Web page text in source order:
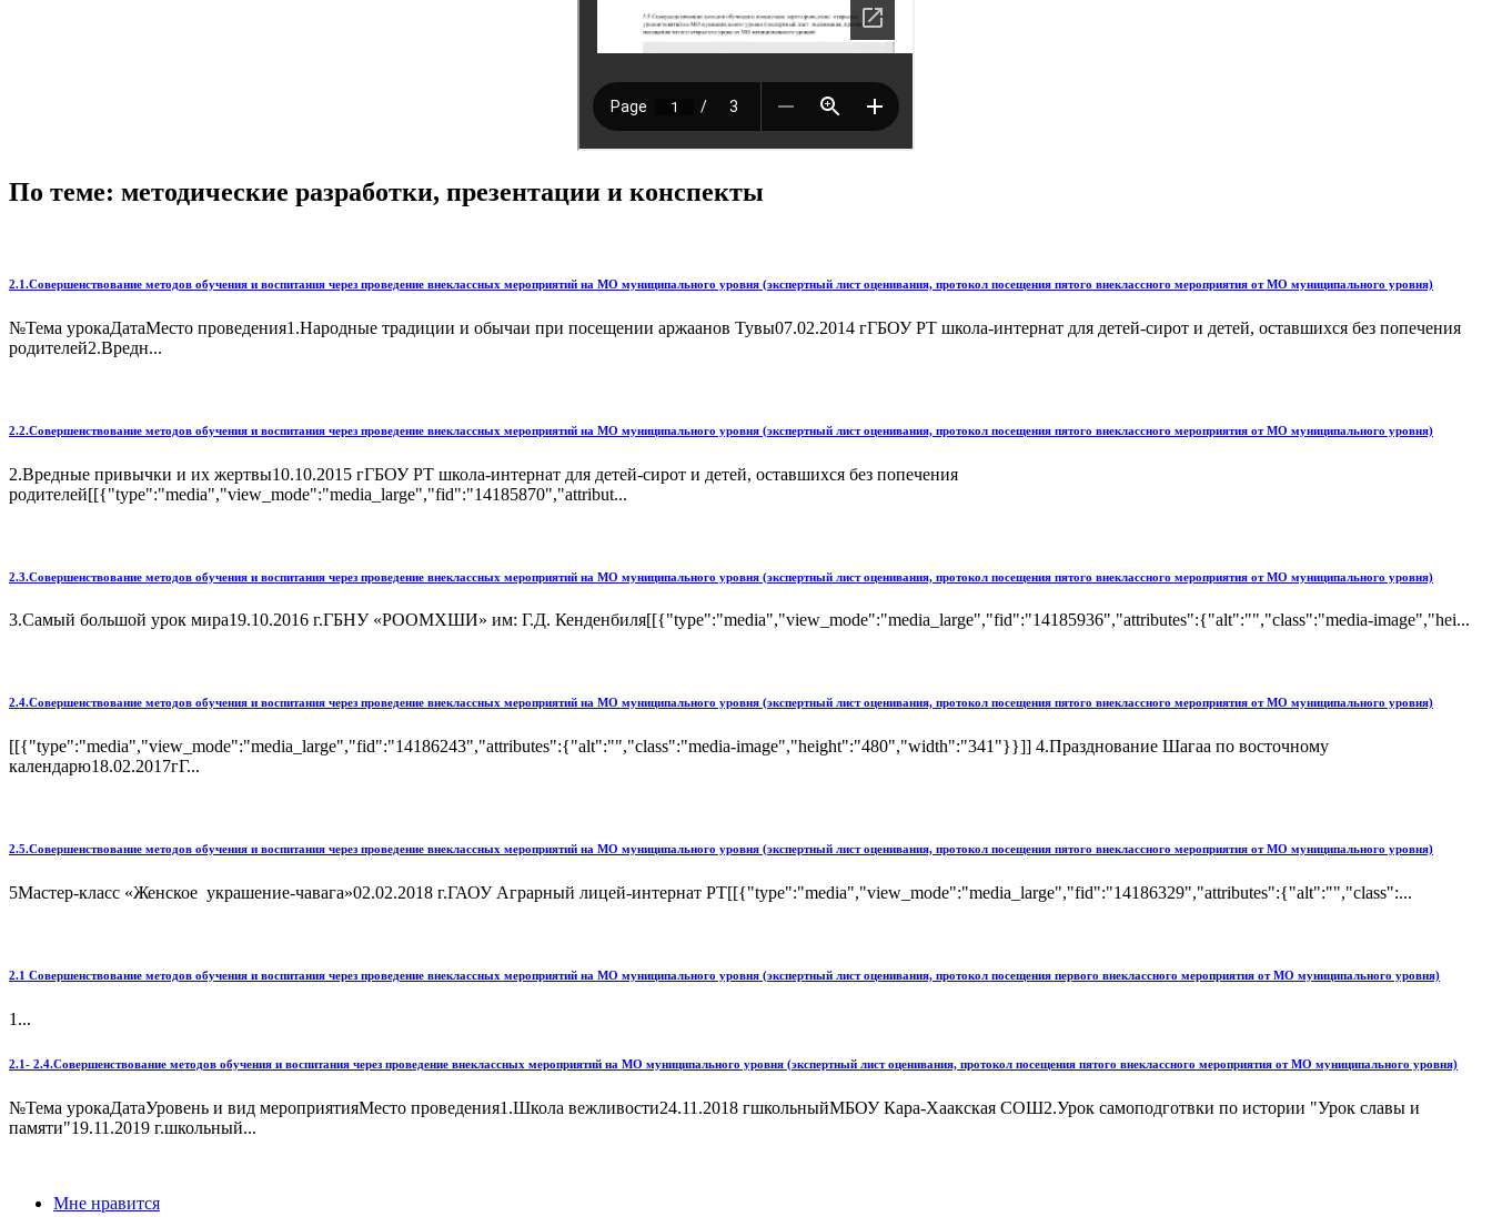
По теме: методические разработки, презентации и конспекты
2.1.Совершенствование методов обучения и воспитания через проведение внеклассных мероприятий на МО муниципального уровня (экспертный лист оценивания, протокол посещения пятого внеклассного мероприятия от МО муниципального уровня)
№Тема урокаДатаМесто проведения1.Народные традиции и обычаи при посещении аржаанов Тувы07.02.2014 гГБОУ РТ школа-интернат для детей-сирот и детей, оставшихся без попечения
родителей2.Вредн...
2.2.Совершенствование методов обучения и воспитания через проведение внеклассных мероприятий на МО муниципального уровня (экспертный лист оценивания, протокол посещения пятого внеклассного мероприятия от МО муниципального уровня)
2.Вредные привычки и их жертвы10.10.2015 гГБОУ РТ школа-интернат для детей-сирот и детей, оставшихся без попечения
родителей[[{"type":"media","view_mode":"media_large","fid":"14185870","attribut...
2.3.Совершенствование методов обучения и воспитания через проведение внеклассных мероприятий на МО муниципального уровня (экспертный лист оценивания, протокол посещения пятого внеклассного мероприятия от МО муниципального уровня)
3.Самый большой урок мира19.10.2016 г.ГБНУ «РООМХШИ» им: Г.Д. Кенденбиля[[{"type":"media","view_mode":"media_large","fid":"14185936","attributes":{"alt":"","class":"media-image","hei...
2.4.Совершенствование методов обучения и воспитания через проведение внеклассных мероприятий на МО муниципального уровня (экспертный лист оценивания, протокол посещения пятого внеклассного мероприятия от МО муниципального уровня)
[[{"type":"media","view_mode":"media_large","fid":"14186243","attributes":{"alt":"","class":"media-image","height":"480","width":"341"}}]] 4.Празднование Шагаа по восточному
календарю18.02.2017гГ...
2.5.Совершенствование методов обучения и воспитания через проведение внеклассных мероприятий на МО муниципального уровня (экспертный лист оценивания, протокол посещения пятого внеклассного мероприятия от МО муниципального уровня)
5Мастер-класс «Женское украшение-чавага»02.02.2018 г.ГАОУ Аграрный лицей-интернат РТ[[{"type":"media","view_mode":"media_large","fid":"14186329","attributes":{"alt":"","class":...
2.1 Совершенствование методов обучения и воспитания через проведение внеклассных мероприятий на МО муниципального уровня (экспертный лист оценивания, протокол посещения первого внеклассного мероприятия от МО муниципального уровня)
1...
2.1- 2.4.Совершенствование методов обучения и воспитания через проведение внеклассных мероприятий на МО муниципального уровня (экспертный лист оценивания, протокол посещения пятого внеклассного мероприятия от МО муниципального уровня)
№Тема урокаДатаУровень и вид мероприятияМесто проведения1.Школа вежливости24.11.2018 гшкольныйМБОУ Кара-Хаакская СОШ2.Урок самоподготвки по истории "Урок славы и
памяти"19.11.2019 г.школьный...
Мне нравится